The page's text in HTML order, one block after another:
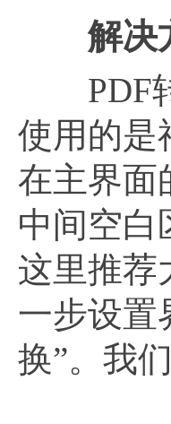
解决
PDF转
使用的是
在主界面
中间空白
这里推荐
一步设置
换”。我